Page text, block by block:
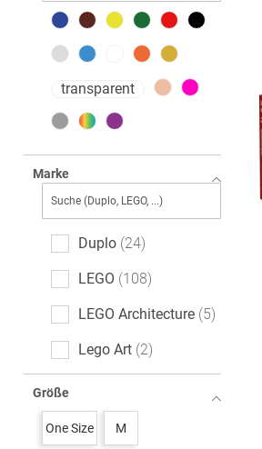
transparent
Marke
Duplo 24
LEGO 108
LEGO Architecture 5
Lego Art 2
Lego Classic
Größe
One Size M